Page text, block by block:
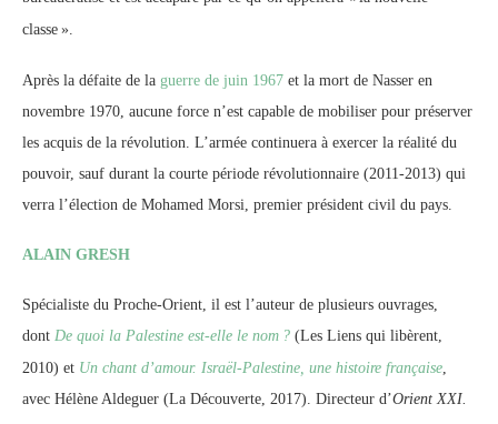
classe ».
Après la défaite de la guerre de juin 1967 et la mort de Nasser en
novembre 1970, aucune force n’est capable de mobiliser pour préserver
les acquis de la révolution. L’armée continuera à exercer la réalité du
pouvoir, sauf durant la courte période révolutionnaire (2011-2013) qui
verra l’élection de Mohamed Morsi, premier président civil du pays.
ALAIN GRESH
Spécialiste du Proche-Orient, il est l’auteur de plusieurs ouvrages,
dont De quoi la Palestine est-elle le nom ? (Les Liens qui libèrent,
2010) et Un chant d’amour. Israël-Palestine, une histoire française,
avec Hélène Aldeguer (La Découverte, 2017). Directeur d’Orient XXI.